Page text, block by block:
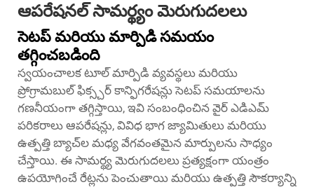
ఆపరేషనల్ సామర్థ్యం మెరుగుదలలు
సెటప్ మరియు మార్పిడి సమయం
తగ్గించబడింది
స్వయంచాలక టూల్ మార్పిడి వ్యవస్థలు మరియు
ప్రోగ్రామబుల్ ఫిక్స్చర్ కాన్ఫిగరేషన్లు సెటప్ సమయాలను
గణనీయంగా తగ్గిస్తాయి, ఇవి సంబంధించిన వైర్ ఎడిఎమ్
పరికరాలు ఆపరేషన్లు, వివిధ భాగ జ్యామితులు మరియు
ఉత్పత్తి బ్యాచ్‌ల మధ్య వేగవంతమైన మార్పులను సాధ్యం
చేస్తాయి. ఈ సామర్థ్య మెరుగుదలలు ప్రత్యక్షంగా యంత్రం
ఉపయోగించే రేట్లను పెంచుతాయి మరియు ఉత్పత్తి సౌకర్యాన్ని